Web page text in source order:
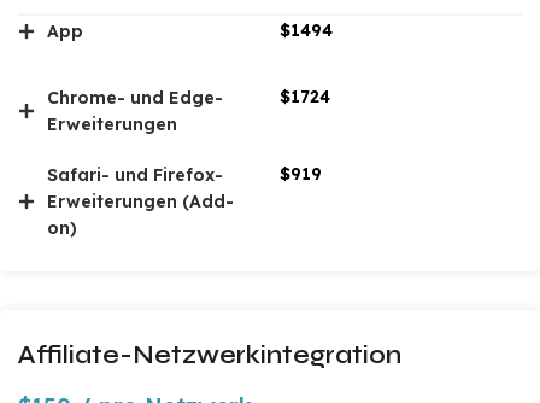
App $1494
Chrome- und Edge-
Erweiterungen
$1724
Safari- und Firefox-
Erweiterungen (Add-
on)
$919
Affiliate-Netzwerkintegration